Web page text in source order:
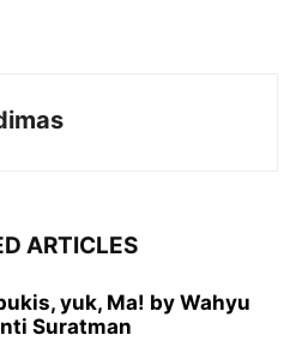
ARTICLES
yuk, Ma! by Wahyu
Suratman